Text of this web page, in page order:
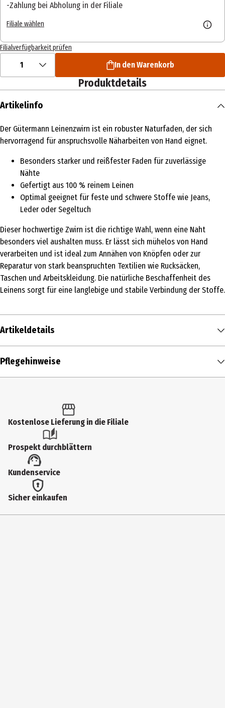
Zahlung bei Abholung in der Filiale
Filiale wählen
Filialverfügbarkeit prüfen
1 In den Warenkorb
Produktdetails
Artikelinfo
Der Gütermann Leinenzwirn ist ein robuster Naturfaden, der sich
hervorragend für anspruchsvolle Näharbeiten von Hand eignet.
Besonders starker und reißfester Faden für zuverlässige
Nähte
Gefertigt aus 100 % reinem Leinen
Optimal geeignet für feste und schwere Stoffe wie Jeans,
Leder oder Segeltuch
Dieser hochwertige Zwirn ist die richtige Wahl, wenn eine Naht
besonders viel aushalten muss. Er lässt sich mühelos von Hand
verarbeiten und ist ideal zum Annähen von Knöpfen oder zur
Reparatur von stark beanspruchten Textilien wie Rucksäcken,
Taschen und Arbeitskleidung. Die natürliche Beschaffenheit des
Leinens sorgt für eine langlebige und stabile Verbindung der Stoffe.
Artikeldetails
Inhalt
Lauflänge
Farbnummer
5129
Farbe
Pflegehinweise
Kostenlose Lieferung in die Filiale
Prospekt durchblättern
Kundenservice
Sicher einkaufen